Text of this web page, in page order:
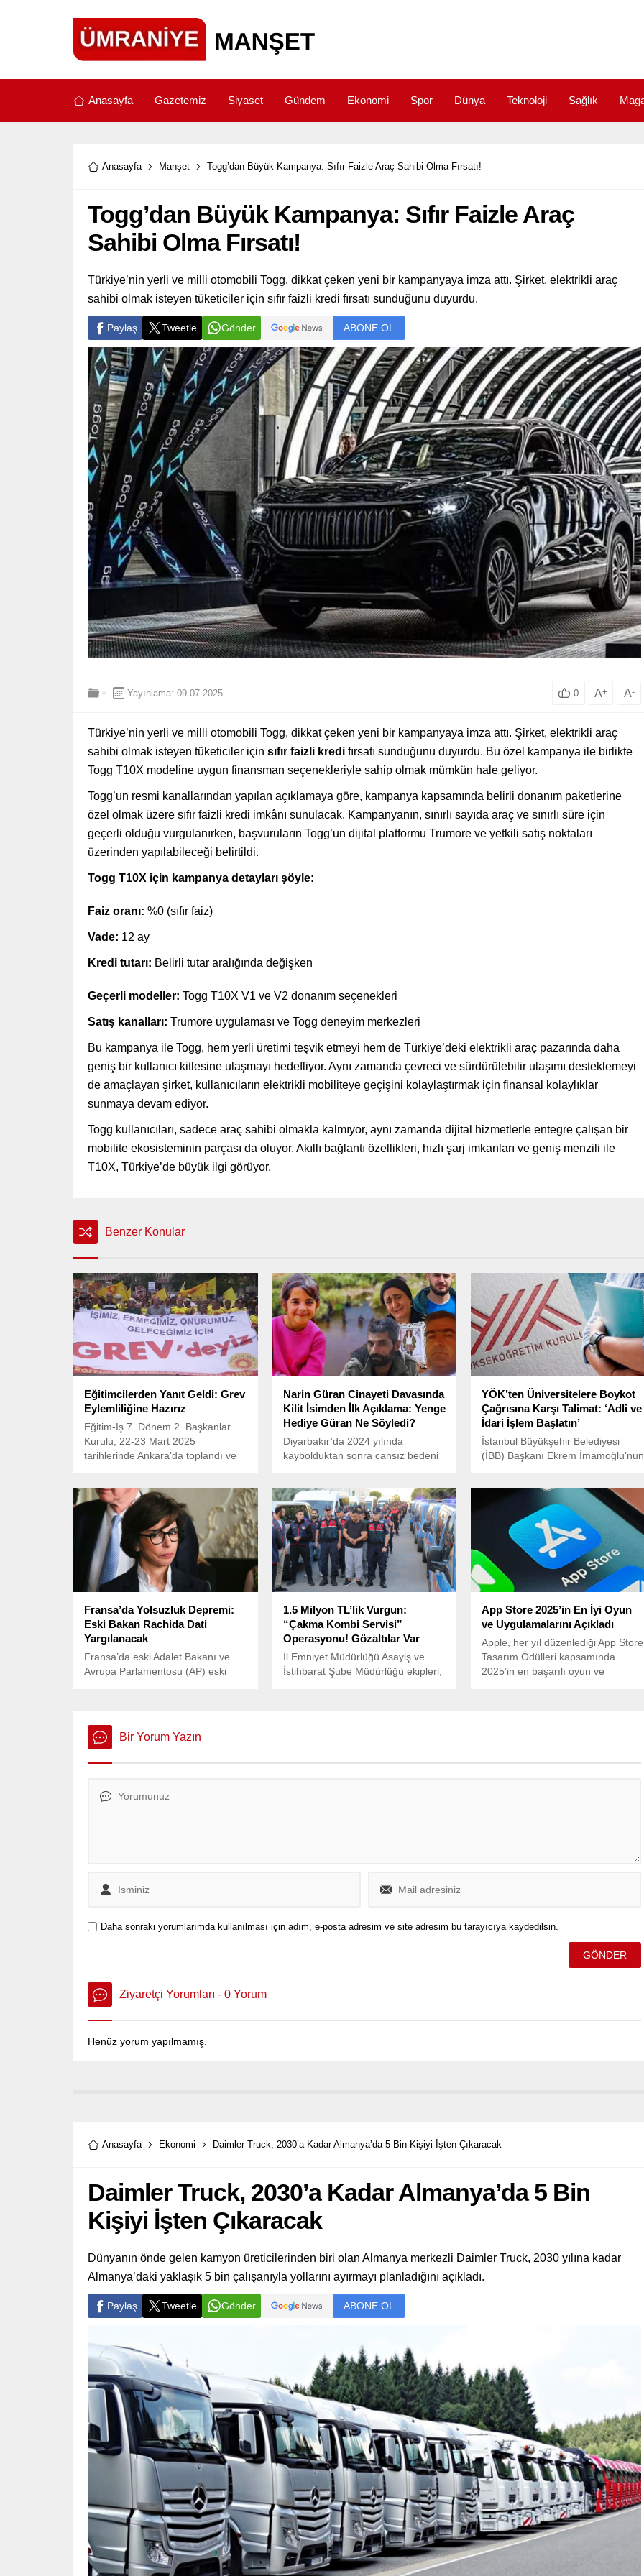
Anasayfa Gazetemiz Siyaset Gündem Ekonomi Spor Dünya Teknoloji Sağlık
Anasayfa Manşet Togg’dan Büyük Kampanya: Sıfır Faizle Araç Sahibi Olma Fırsatı!
Togg’dan Büyük Kampanya: Sıfır Faizle Araç
Sahibi Olma Fırsatı!
Türkiye’nin yerli ve milli otomobili Togg, dikkat çeken yeni bir kampanyaya imza attı. Şirket, elektrikli araç
sahibi olmak isteyen tüketiciler için sıfır faizli kredi fırsatı sunduğunu duyurdu.
Paylaş Tweetle Gönder ABONE OL
Yayınlama: 09.07.2025 0 A+ A-
Türkiye’nin yerli ve milli otomobili Togg, dikkat çeken yeni bir kampanyaya imza attı. Şirket, elektrikli araç
sahibi olmak isteyen tüketiciler için sıfır faizli kredi fırsatı sunduğunu duyurdu. Bu özel kampanya ile birlikte
Togg T10X modeline uygun finansman seçenekleriyle sahip olmak mümkün hale geliyor.
Togg’un resmi kanallarından yapılan açıklamaya göre, kampanya kapsamında belirli donanım paketlerine
özel olmak üzere sıfır faizli kredi imkânı sunulacak. Kampanyanın, sınırlı sayıda araç ve sınırlı süre için
geçerli olduğu vurgulanırken, başvuruların Togg’un dijital platformu Trumore ve yetkili satış noktaları
üzerinden yapılabileceği belirtildi.
Togg T10X için kampanya detayları şöyle:
Faiz oranı: %0 (sıfır faiz)
Vade: 12 ay
Kredi tutarı: Belirli tutar aralığında değişken
Geçerli modeller: Togg T10X V1 ve V2 donanım seçenekleri
Satış kanalları: Trumore uygulaması ve Togg deneyim merkezleri
Bu kampanya ile Togg, hem yerli üretimi teşvik etmeyi hem de Türkiye’deki elektrikli araç pazarında daha
geniş bir kullanıcı kitlesine ulaşmayı hedefliyor. Aynı zamanda çevreci ve sürdürülebilir ulaşımı desteklemeyi
de amaçlayan şirket, kullanıcıların elektrikli mobiliteye geçişini kolaylaştırmak için finansal kolaylıklar
sunmaya devam ediyor.
Togg kullanıcıları, sadece araç sahibi olmakla kalmıyor, aynı zamanda dijital hizmetlerle entegre çalışan bir
mobilite ekosisteminin parçası da oluyor. Akıllı bağlantı özellikleri, hızlı şarj imkanları ve geniş menzili ile
T10X, Türkiye’de büyük ilgi görüyor.
Benzer Konular
Eğitimcilerden Yanıt Geldi: Grev
Eylemliliğine Hazırız
Eğitim-İş 7. Dönem 2. Başkanlar
Kurulu, 22-23 Mart 2025
tarihlerinde Ankara’da toplandı ve
Narin Güran Cinayeti Davasında
Kilit İsimden İlk Açıklama: Yenge
Hediye Güran Ne Söyledi?
Diyarbakır’da 2024 yılında
kaybolduktan sonra cansız bedeni
ediyor.
YÖK’ten Üniversitelere Boykot
Çağrısına Karşı Talimat: ‘Adli ve
İdari İşlem Başlatın’
İstanbul Büyükşehir Belediyesi
(İBB) Başkanı Ekrem İmamoğlu’nun
protestolar, üniversitelerde boykot
çağrılarına yol açtı.
Fransa’da Yolsuzluk Depremi:
Eski Bakan Rachida Dati
Yargılanacak
Fransa’da eski Adalet Bakanı ve
Avrupa Parlamentosu (AP) eski
1.5 Milyon TL’lik Vurgun:
“Çakma Kombi Servisi”
Operasyonu! Gözaltılar Var
İl Emniyet Müdürlüğü Asayiş ve
İstihbarat Şube Müdürlüğü ekipleri,
App Store 2025’in En İyi Oyun
ve Uygulamalarını Açıkladı
Apple, her yıl düzenlediği App Store
Tasarım Ödülleri kapsamında
2025’in en başarılı oyun ve
Bir Yorum Yazın
Daha sonraki yorumlarımda kullanılması için adım, e-posta adresim ve site adresim bu tarayıcıya kaydedilsin.
Ziyaretçi Yorumları - 0 Yorum
Henüz yorum yapılmamış.
Anasayfa Ekonomi Daimler Truck, 2030’a Kadar Almanya’da 5 Bin Kişiyi İşten Çıkaracak
Daimler Truck, 2030’a Kadar Almanya’da 5 Bin
Kişiyi İşten Çıkaracak
Dünyanın önde gelen kamyon üreticilerinden biri olan Almanya merkezli Daimler Truck, 2030 yılına kadar
Almanya’daki yaklaşık 5 bin çalışanıyla yollarını ayırmayı planladığını açıkladı.
Paylaş Tweetle Gönder ABONE OL